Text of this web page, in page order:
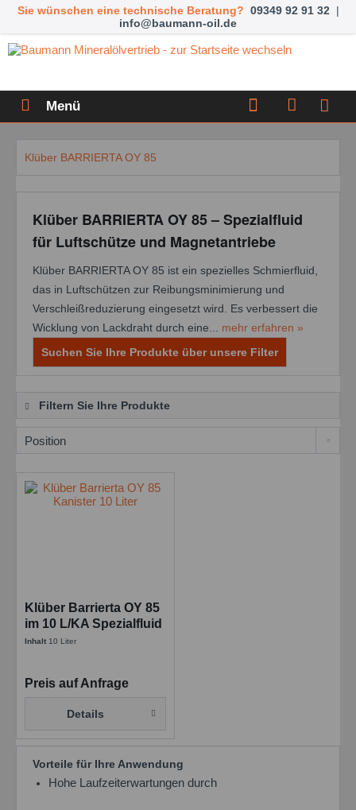
Sie wünschen eine technische Beratung? 09349 92 91 32 |
info@baumann-oil.de
Menü
Klüber BARRIERTA OY 85
Klüber BARRIERTA OY 85 – Spezialfluid
für Luftschütze und Magnetantriebe
Klüber BARRIERTA OY 85 ist ein spezielles Schmierfluid,
das in Luftschützen zur Reibungsminimierung und
Verschleißreduzierung eingesetzt wird. Es verbessert die
Wicklung von Lackdraht durch eine... mehr erfahren »
Suchen Sie Ihre Produkte über unsere Filter
Filtern Sie Ihre Produkte
Klüber Barrierta OY 85
im 10 L/KA Spezialfluid
Inhalt 10 Liter
Preis auf Anfrage
Details
Vorteile für Ihre Anwendung
Hohe Laufzeiterwartungen durch